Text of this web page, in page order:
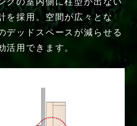
を採用。空間が広々とな
デッドスペースが減らせる
活用できます。